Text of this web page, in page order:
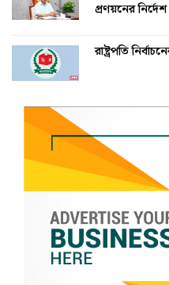
প্রণয়নের নির্দেশ
রাষ্ট্রপতি